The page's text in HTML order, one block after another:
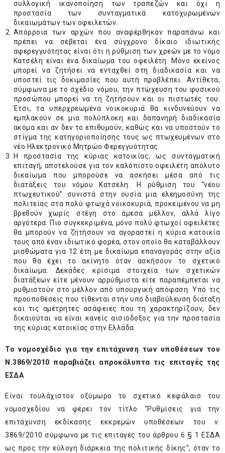
συλλογική ικανοποίηση των τραπεζών και όχι η
προστασία των συνταγματικά κατοχυρωμένων
δικαιωμάτων των οφειλετών.
Απόρροια των αρχών που αναφέρθηκαν παραπάνω και
πρέπει να σέβεται ένα σύγχρονο δίκαιο ιδιωτικής
αφερεγγυότητας είναι ότι η ρύθμιση των χρεών με το νόμο
Κατσέλη είναι ένα δικαίωμα του οφειλέτη. Μόνο εκείνος
μπορεί να ζητήσει να ενταχθεί στη διαδικασία και να
υποστεί τις δοκιμασίες που αυτή προβλέπει. Αντίθετα,
σύμφωνα με το σχέδιο νόμου, την πτώχευση του φυσικού
προσώπου μπορεί να τη ζητήσουν και οι πιστωτές του.
Έτσι, τα υπερχρεωμένα νοικοκυριά θα κινδυνεύουν να
εμπλακούν σε μια πολύπλοκη και δαπανηρή διαδικασία
ακόμα και αν δεν το επιθυμούν, καθώς και να υποστούν το
στίγμα της κατηγοριοποίησης τους ως πτωχευμένων στο
νέο Ηλεκτρονικό Μητρώο Φερεγγυότητας.
Η προστασία της κύριας κατοικίας, ως συνταγματική
επιταγή, αποτελούσε για τον καλόπιστο οφειλέτη απόλυτο
δικαίωμα που μπορούσε να ασκήσει μέσα από τις
διατάξεις του νόμου Κατσέλη. Η ρύθμιση του “νέου
πτωχευτικού” συνιστά στην ουσία μια ελεημοσύνη της
πολιτείας στα πολύ φτωχά νοικοκυριά, προκειμένου να μη
βρεθούν χωρίς στέγη στο άμεσα μέλλον, αλλά λίγο
αργότερα. Πιο συγκεκριμένα, μόνο πολύ φτωχοί οφειλέτες
θα μπορούν να ζητήσουν να αγοραστεί η κύρια κατοικία
τους από έναν ιδιωτικό φορέα, στον οποίο θα καταβάλλουν
μισθώματα για 12 έτη με δικαίωμα επαναγοράς στην αξία
που θα έχει το ακίνητο όταν ασκήσουν το σχετικό
δικαίωμα. Δεκάδες κρίσιμα στοιχεία των σχετικών
διατάξεων είτε μένουν αρρύθμιστα είτε παραπέμπεται να
ρυθμιστούν στο μέλλον από υπουργική απόφαση. Υπό τις
προϋποθέσεις που τίθενται στην υπό διαβούλευση διάταξη
και τις αμέτρητες ασάφειες που τη χαρακτηρίζουν, δεν
δικαιούται να είναι κανείς αισιόδοξος για την προστασία
της κύριας κατοικίας στην Ελλάδα.
Το νομοσχέδιο για την επιτάχυνση των υποθέσεων του
Ν.3869/2010 παραβιάζει απροκάλυπτα τις επιταγές της
ΕΣΔΑ
Είναι τουλάχιστον οξύμωρο το σχετικό κεφάλαιο του
νομοσχεδίου να φέρει τον τίτλο “Ρυθμίσεις για την
επιτάχυνση εκδίκασης εκκρεμών υποθέσεων του ν.
3869/2010 σύμφωνα με τις επιταγές του άρθρου 6 § 1 ΕΣΔΑ
ως προς την εύλογη διάρκεια της πολιτικής δίκης”, όταν το